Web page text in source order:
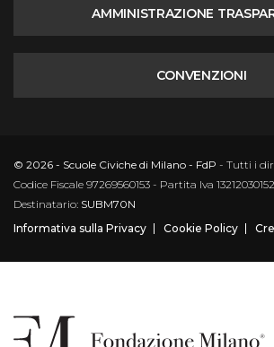
AMMINISTRAZIONE
CONVENZIONI
© 2026 - Scuole Civiche di Milano - FdP - Tutti i
Codice Fiscale 97269560153 - Partita Iva
Destinatario: SUBM70N
Informativa sulla Privacy
Cookie Policy